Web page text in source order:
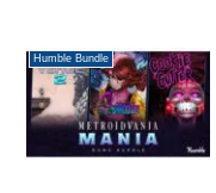
Humble Bundle